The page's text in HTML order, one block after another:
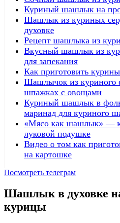
Куриный шашлык на
Шашлык из куриных
духовке
Рецепт шашлыка из
Вкусный шашлык из
для запекания
Как приготовить
Шашлычок из куриного
шпажках с овощами
Куриный шашлык в
маринад для куриного
«Мясо как шашлык» —
луковой подушке
Видео о том как
на картошке
Посмотреть телеграм
Шашлык в духовке
курицы